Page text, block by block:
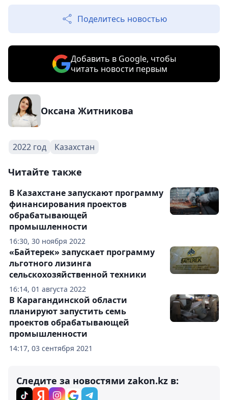
Поделитесь новостью
Добавить в Google, чтобы
читать новости первым
Оксана Житникова
2022 год Казахстан
Читайте также
16:30, 30 ноября 2022
В Казахстане запускают программу
финансирования проектов
обрабатывающей
промышленности
16:14, 01 августа 2022
«Байтерек» запускает программу
льготного лизинга
сельскохозяйственной техники
14:17, 03 сентября 2021
В Карагандинской области
планируют запустить семь
проектов обрабатывающей
промышленности
Следите за новостями zakon.kz в: